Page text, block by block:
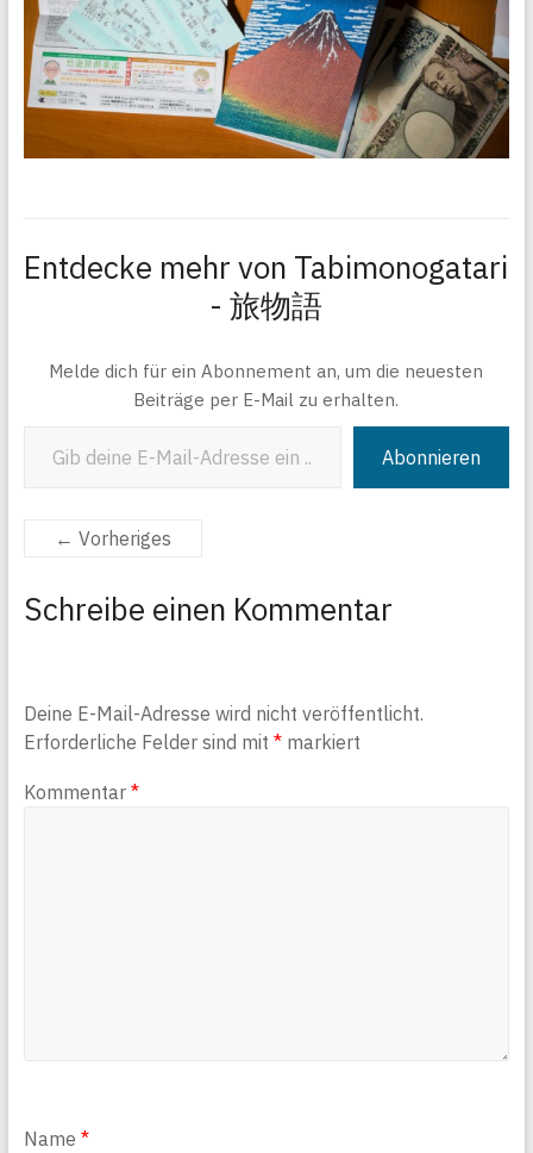
Entdecke mehr von Tabimonogatari
- 旅物語
Melde dich für ein Abonnement an, um die neuesten
Beiträge per E-Mail zu erhalten.
Abonnieren
← Vorheriges
Schreibe einen Kommentar
Deine E-Mail-Adresse wird nicht veröffentlicht.
Erforderliche Felder sind mit *markiert
Kommentar *
Name *